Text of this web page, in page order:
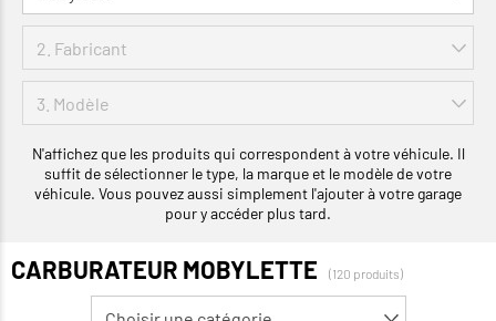
N'affichez que les produits qui correspondent à votre véhicule. Il
suffit de sélectionner le type, la marque et le modèle de votre
véhicule. Vous pouvez aussi simplement l'ajouter à votre garage
pour y accéder plus tard.
CARBURATEUR MOBYLETTE (120 produits)